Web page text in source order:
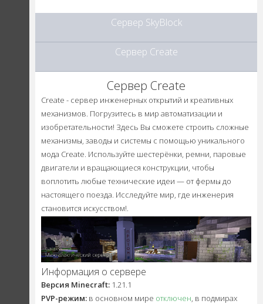
Сервер SkyBlock
Сервер Create
Сервер Create
Create - сервер инженерных открытий и креативных
механизмов. Погрузитесь в мир автоматизации и
изобретательности! Здесь Вы сможете строить сложные
механизмы, заводы и системы с помощью уникального
мода Create. Используйте шестерёнки, ремни, паровые
двигатели и вращающиеся конструкции, чтобы
воплотить любые технические идеи — от фермы до
настоящего поезда. Исследуйте мир, где инженерия
становится искусством!.
Информация о сервере
Версия Minecraft: 1.21.1
PVP-режим: в основном мире отключен, в подмирах